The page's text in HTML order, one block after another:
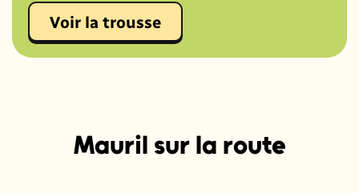
Voir la trousse
Mauril sur la route